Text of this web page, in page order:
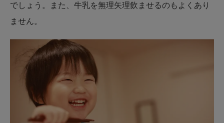
でしょう。また、牛乳を無理矢理飲ませるのもよくあり
ません。